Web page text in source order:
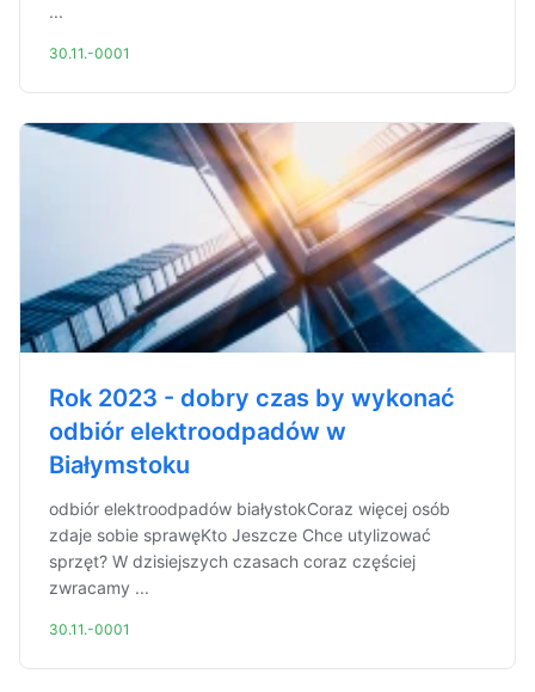
...
30.11.-0001
Rok 2023 - dobry czas by wykonać
odbiór elektroodpadów w
Białymstoku
odbiór elektroodpadów białystokCoraz więcej osób
zdaje sobie sprawęKto Jeszcze Chce utylizować
sprzęt? W dzisiejszych czasach coraz częściej
zwracamy ...
30.11.-0001